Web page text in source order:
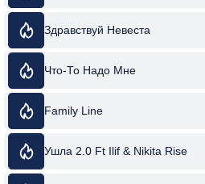
Здравствуй Невеста
Что-То Надо Мне
Family Line
Ушла 2.0 Ft Ilif & Nikita Rise